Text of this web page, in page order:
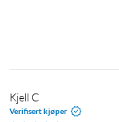
Kjell C
Verifisert kjøper